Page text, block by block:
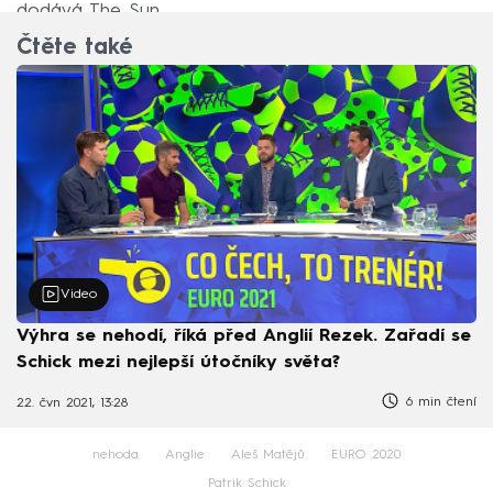
dodává The Sun.
Čtěte také
Video
Výhra se nehodí, říká před Anglií Rezek. Zařadí se
Schick mezi nejlepší útočníky světa?
22. čvn 2021, 13:28 6 min čtení
nehoda Anglie Aleš Matějů EURO 2020
Patrik Schick